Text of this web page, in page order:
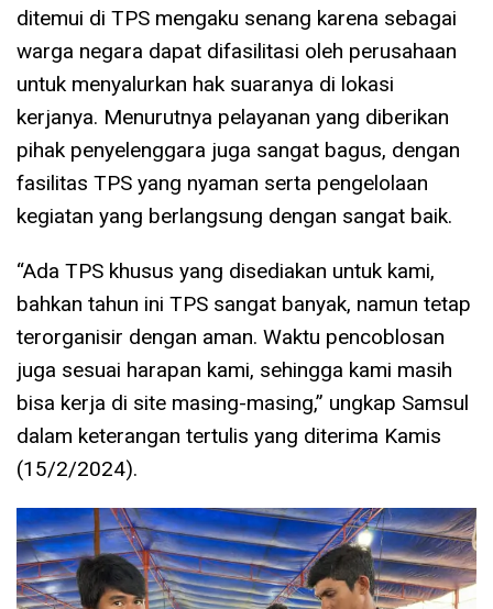
ditemui di TPS mengaku senang karena sebagai
warga negara dapat difasilitasi oleh perusahaan
untuk menyalurkan hak suaranya di lokasi
kerjanya. Menurutnya pelayanan yang diberikan
pihak penyelenggara juga sangat bagus, dengan
fasilitas TPS yang nyaman serta pengelolaan
kegiatan yang berlangsung dengan sangat baik.
“Ada TPS khusus yang disediakan untuk kami,
bahkan tahun ini TPS sangat banyak, namun tetap
terorganisir dengan aman. Waktu pencoblosan
juga sesuai harapan kami, sehingga kami masih
bisa kerja di site masing-masing,” ungkap Samsul
dalam keterangan tertulis yang diterima Kamis
(15/2/2024).